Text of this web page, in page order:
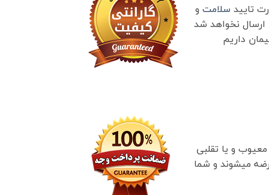
تایید سلامت و
نخواهد شد
داریم
و یا تقلبی
میشوند و شما